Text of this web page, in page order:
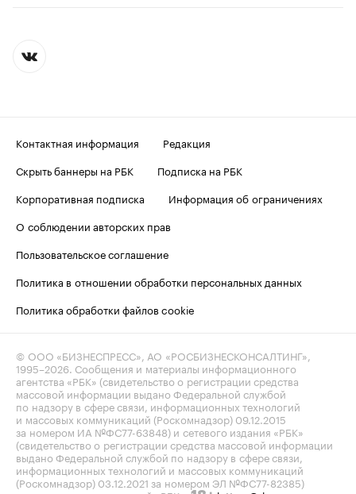
Контактная информация
Редакция
Скрыть баннеры на РБК
Подписка на РБК
Корпоративная подписка
Информация об ограничениях
О соблюдении авторских прав
Пользовательское соглашение
Политика в отношении обработки персональных данных
Политика обработки файлов cookie
© ООО «БИЗНЕСПРЕСС», АО «РОСБИЗНЕСКОНСАЛТИНГ»,
1995–2026. Сообщения и материалы информационного
агентства «РБК» (свидетельство о регистрации средства
массовой информации выдано Федеральной службой
по надзору в сфере связи, информационных технологий
и массовых коммуникаций (Роскомнадзор) 09.12.2015
за номером ИА №ФС77-63848) и сетевого издания «РБК»
(свидетельство о регистрации средства массовой информации
выдано Федеральной службой по надзору в сфере связи,
информационных технологий и массовых коммуникаций
(Роскомнадзор) 03.12.2021 за номером ЭЛ №ФС77-82385)